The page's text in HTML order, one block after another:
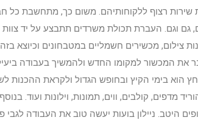
רצוף ללקוחותיהם. משום כך, מתחשבת כל
גם וגם. העברת תכולת משרדים תתבצע על יד
מכשירים חשמליים במטבחונים וכיוצא בזה.
המכשור למקומו החדש ולהמשיך בעבודה
הוא בימי הקיץ ובחופש הגדול ולקראת ההכנות
מדפים, קולבים, ווים, תמונות, וילונות ועוד.
ניילון בועות יעשה טוב את העבודה לגבי